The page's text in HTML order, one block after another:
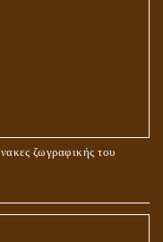
ζωγραφικής του